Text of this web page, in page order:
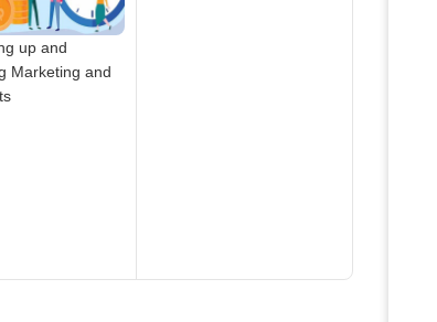
up and
Marketing and